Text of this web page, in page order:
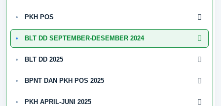
PKH POS
BLT DD SEPTEMBER-DESEMBER 2024
BLT DD 2025
BPNT DAN PKH POS 2025
PKH APRIL-JUNI 2025